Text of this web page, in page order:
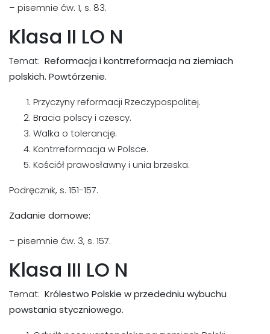
– pisemnie ćw. 1, s. 83.
Klasa II LO N
Temat: Reformacja i kontrreformacja na ziemiach
polskich. Powtórzenie.
Przyczyny reformacji Rzeczypospolitej.
Bracia polscy i czescy.
Walka o tolerancję.
Kontrreformacja w Polsce.
Kościół prawosławny i unia brzeska.
Podręcznik, s. 151-157.
Zadanie domowe:
– pisemnie ćw. 3, s. 157.
Klasa III LO N
Temat: Królestwo Polskie w przededniu wybuchu
powstania styczniowego.